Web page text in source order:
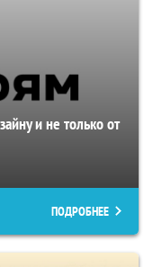
и не только от
ПОДРОБНЕЕ